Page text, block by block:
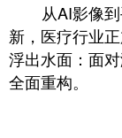
从AI影像
新，医疗行业
浮出水面：面
全面重构。